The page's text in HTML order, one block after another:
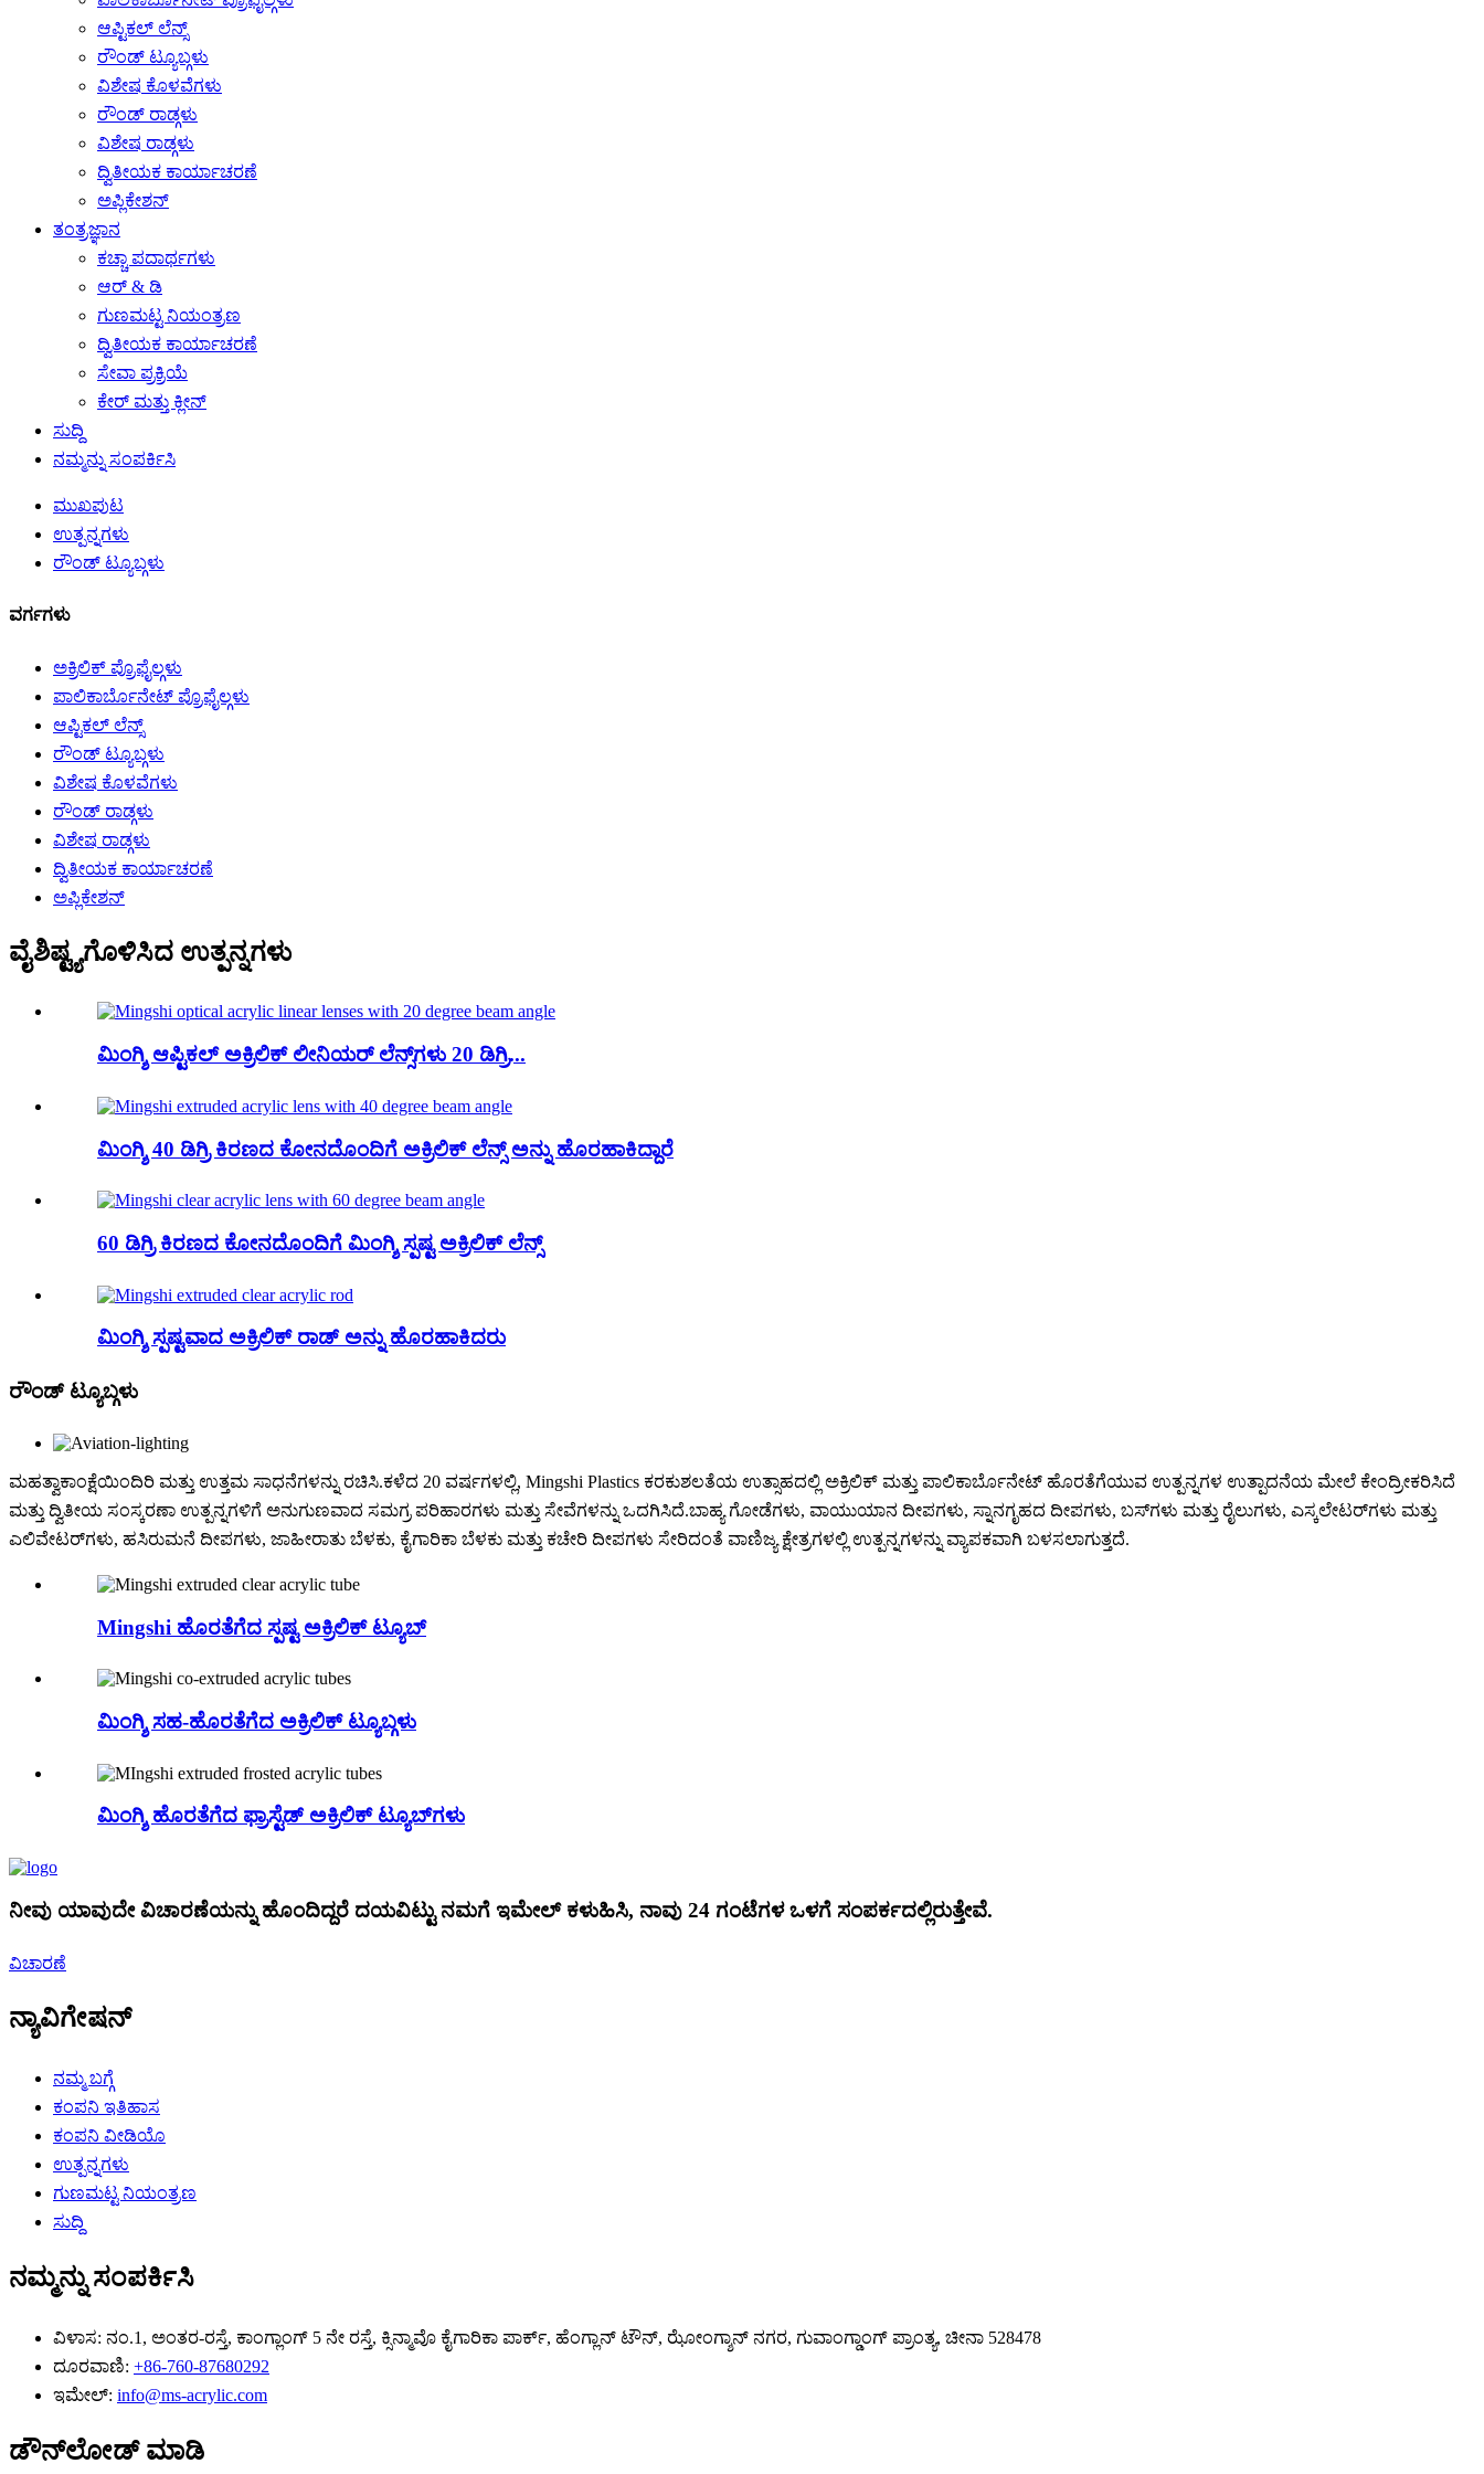
ಆಪ್ಟಿಕಲ್ ಲೆನ್ಸ್
ರೌಂಡ್ ಟ್ಯೂಬ್ಗಳು
ವಿಶೇಷ ಕೊಳವೆಗಳು
ರೌಂಡ್ ರಾಡ್ಗಳು
ವಿಶೇಷ ರಾಡ್ಗಳು
ದ್ವಿತೀಯಕ ಕಾರ್ಯಾಚರಣೆ
ಅಪ್ಲಿಕೇಶನ್
ತಂತ್ರಜ್ಞಾನ
ಕಚ್ಚಾ ಪದಾರ್ಥಗಳು
ಆರ್ & ಡಿ
ಗುಣಮಟ್ಟ ನಿಯಂತ್ರಣ
ದ್ವಿತೀಯಕ ಕಾರ್ಯಾಚರಣೆ
ಸೇವಾ ಪ್ರಕ್ರಿಯೆ
ಕೇರ್ ಮತ್ತು ಕ್ಲೀನ್
ಸುದ್ದಿ
ನಮ್ಮನ್ನು ಸಂಪರ್ಕಿಸಿ
ಮುಖಪುಟ
ಉತ್ಪನ್ನಗಳು
ರೌಂಡ್ ಟ್ಯೂಬ್ಗಳು
ವರ್ಗಗಳು
ಅಕ್ರಿಲಿಕ್ ಪ್ರೊಫೈಲ್ಗಳು
ಪಾಲಿಕಾರ್ಬೊನೇಟ್ ಪ್ರೊಫೈಲ್ಗಳು
ಆಪ್ಟಿಕಲ್ ಲೆನ್ಸ್
ರೌಂಡ್ ಟ್ಯೂಬ್ಗಳು
ವಿಶೇಷ ಕೊಳವೆಗಳು
ರೌಂಡ್ ರಾಡ್ಗಳು
ವಿಶೇಷ ರಾಡ್ಗಳು
ದ್ವಿತೀಯಕ ಕಾರ್ಯಾಚರಣೆ
ಅಪ್ಲಿಕೇಶನ್
ವೈಶಿಷ್ಟ್ಯಗೊಳಿಸಿದ ಉತ್ಪನ್ನಗಳು
ಮಿಂಗ್ಶಿ ಆಪ್ಟಿಕಲ್ ಅಕ್ರಿಲಿಕ್ ಲೀನಿಯರ್ ಲೆನ್ಸ್‌ಗಳು 20 ಡಿಗ್ರಿ...
ಮಿಂಗ್ಶಿ 40 ಡಿಗ್ರಿ ಕಿರಣದ ಕೋನದೊಂದಿಗೆ ಅಕ್ರಿಲಿಕ್ ಲೆನ್ಸ್ ಅನ್ನು ಹೊರಹಾಕಿದ್ದಾರೆ
60 ಡಿಗ್ರಿ ಕಿರಣದ ಕೋನದೊಂದಿಗೆ ಮಿಂಗ್ಶಿ ಸ್ಪಷ್ಟ ಅಕ್ರಿಲಿಕ್ ಲೆನ್ಸ್
ಮಿಂಗ್ಶಿ ಸ್ಪಷ್ಟವಾದ ಅಕ್ರಿಲಿಕ್ ರಾಡ್ ಅನ್ನು ಹೊರಹಾಕಿದರು
ರೌಂಡ್ ಟ್ಯೂಬ್ಗಳು
ಮಹತ್ವಾಕಾಂಕ್ಷೆಯಿಂದಿರಿ ಮತ್ತು ಉತ್ತಮ ಸಾಧನೆಗಳನ್ನು ರಚಿಸಿ.ಕಳೆದ 20 ವರ್ಷಗಳಲ್ಲಿ, Mingshi Plastics ಕರಕುಶಲತೆಯ ಉತ್ಸಾಹದಲ್ಲಿ ಅಕ್ರಿಲಿಕ್ ಮತ್ತು ಪಾಲಿಕಾರ್ಬೊನೇಟ್ ಹೊರತೆಗೆಯುವ ಉತ್ಪನ್ನಗಳ ಉತ್ಪಾದನೆಯ ಮೇಲೆ ಕೇಂದ್ರೀಕರಿಸಿದೆ
ಮತ್ತು ದ್ವಿತೀಯ ಸಂಸ್ಕರಣಾ ಉತ್ಪನ್ನಗಳಿಗೆ ಅನುಗುಣವಾದ ಸಮಗ್ರ ಪರಿಹಾರಗಳು ಮತ್ತು ಸೇವೆಗಳನ್ನು ಒದಗಿಸಿದೆ.ಬಾಹ್ಯ ಗೋಡೆಗಳು, ವಾಯುಯಾನ ದೀಪಗಳು, ಸ್ನಾನಗೃಹದ ದೀಪಗಳು, ಬಸ್‌ಗಳು ಮತ್ತು ರೈಲುಗಳು, ಎಸ್ಕಲೇಟರ್‌ಗಳು ಮತ್ತು
ಎಲಿವೇಟರ್‌ಗಳು, ಹಸಿರುಮನೆ ದೀಪಗಳು, ಜಾಹೀರಾತು ಬೆಳಕು, ಕೈಗಾರಿಕಾ ಬೆಳಕು ಮತ್ತು ಕಚೇರಿ ದೀಪಗಳು ಸೇರಿದಂತೆ ವಾಣಿಜ್ಯ ಕ್ಷೇತ್ರಗಳಲ್ಲಿ ಉತ್ಪನ್ನಗಳನ್ನು ವ್ಯಾಪಕವಾಗಿ ಬಳಸಲಾಗುತ್ತದೆ.
Mingshi ಹೊರತೆಗೆದ ಸ್ಪಷ್ಟ ಅಕ್ರಿಲಿಕ್ ಟ್ಯೂಬ್
ಮಿಂಗ್ಶಿ ಸಹ-ಹೊರತೆಗೆದ ಅಕ್ರಿಲಿಕ್ ಟ್ಯೂಬ್ಗಳು
ಮಿಂಗ್ಶಿ ಹೊರತೆಗೆದ ಫ್ರಾಸ್ಟೆಡ್ ಅಕ್ರಿಲಿಕ್ ಟ್ಯೂಬ್‌ಗಳು
ನೀವು ಯಾವುದೇ ವಿಚಾರಣೆಯನ್ನು ಹೊಂದಿದ್ದರೆ ದಯವಿಟ್ಟು ನಮಗೆ ಇಮೇಲ್ ಕಳುಹಿಸಿ, ನಾವು 24 ಗಂಟೆಗಳ ಒಳಗೆ ಸಂಪರ್ಕದಲ್ಲಿರುತ್ತೇವೆ.
ವಿಚಾರಣೆ
ನ್ಯಾವಿಗೇಷನ್
ನಮ್ಮ ಬಗ್ಗೆ
ಕಂಪನಿ ಇತಿಹಾಸ
ಕಂಪನಿ ವೀಡಿಯೊ
ಉತ್ಪನ್ನಗಳು
ಗುಣಮಟ್ಟ ನಿಯಂತ್ರಣ
ಸುದ್ದಿ
ನಮ್ಮನ್ನು ಸಂಪರ್ಕಿಸಿ
ವಿಳಾಸ: ನಂ.1, ಅಂತರ-ರಸ್ತೆ, ಕಾಂಗ್ಲಾಂಗ್ 5 ನೇ ರಸ್ತೆ, ಕ್ಸಿನ್ಮಾವೊ ಕೈಗಾರಿಕಾ ಪಾರ್ಕ್, ಹೆಂಗ್ಲಾನ್ ಟೌನ್, ಝೋಂಗ್ಶಾನ್ ನಗರ, ಗುವಾಂಗ್ಡಾಂಗ್ ಪ್ರಾಂತ್ಯ, ಚೀನಾ 528478
ದೂರವಾಣಿ: +86-760-87680292
ಇಮೇಲ್: info@ms-acrylic.com
ಡೌನ್‌ಲೋಡ್ ಮಾಡಿ